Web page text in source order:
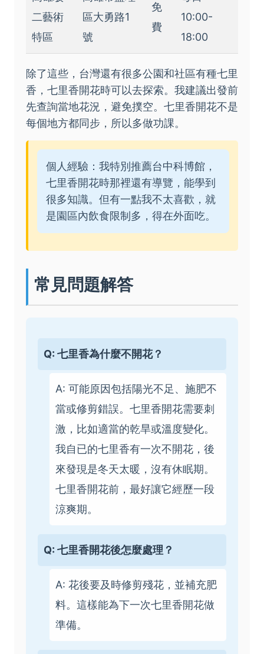
二藝術
特區
區大勇路1
號
免
費
10:00-
18:00
除了這些，台灣還有很多公園和社區有種七里
香，七里香開花時可以去探索。我建議出發前
先查詢當地花況，避免撲空。七里香開花不是
每個地方都同步，所以多做功課。
個人經驗：我特別推薦台中科博館，
七里香開花時那裡還有導覽，能學到
很多知識。但有一點我不太喜歡，就
是園區內飲食限制多，得在外面吃。
常見問題解答
Q: 七里香為什麼不開花？
A: 可能原因包括陽光不足、施肥不
當或修剪錯誤。七里香開花需要刺
激，比如適當的乾旱或溫度變化。
我自已的七里香有一次不開花，後
來發現是冬天太暖，沒有休眠期。
七里香開花前，最好讓它經歷一段
涼爽期。
Q: 七里香開花後怎麼處理？
A: 花後要及時修剪殘花，並補充肥
料。這樣能為下一次七里香開花做
準備。